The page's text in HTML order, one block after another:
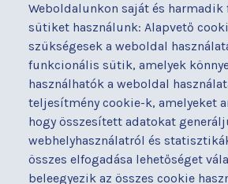
Weboldalunkon saját és harmadik
sütiket használunk: Alapvető
szükségesek a weboldal
funkcionális sütik, amelyek
használhatók a weboldal
teljesítmény cookie-k, amelyeket
hogy összesített adatokat
webhelyhasználatról és
összes elfogadása lehetőséget
beleegyezik az összes cookie
Orvosaink
Osztályaink
Kapcsolat
Akadálymentesítési
nyilatkozat
Alapítványaink
Betegjogi képviselő
Címek és telefonszámok
Hírek
Várólista